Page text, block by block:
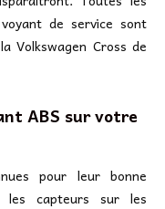
de service sont
Volkswagen Cross de
ABS sur votre
pour leur bonne
les capteurs sur les